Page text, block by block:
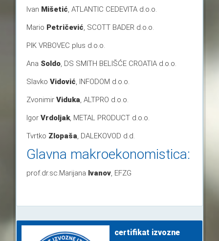
Ivan Mišetić, ATLANTIC CEDEVITA d.o.o.
Mario Petričević, SCOTT BADER d.o.o.
PIK VRBOVEC plus d.o.o.
Ana Soldo, DS SMITH BELIŠĆE CROATIA d.o.o.
Slavko Vidović, INFODOM d.o.o.
Zvonimir Viduka, ALTPRO d.o.o.
Igor Vrdoljak, METAL PRODUCT d.o.o.
Tvrtko Zlopaša , DALEKOVOD d.d.
Glavna makroekonomistica:
prof.dr.sc.Marijana Ivanov, EFZG
certifikat izvozne